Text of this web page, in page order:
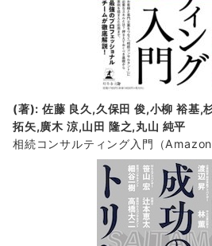
(著): 佐藤 良久,久保田 俊,小柳 裕基,
拓矢,廣木 涼,山田 隆之,丸山 純平
相続コンサルティング入門 （Amazon